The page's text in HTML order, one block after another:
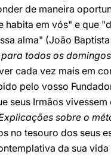
de maneira
habita em vós" e que
alma" (João Baptista
todos os
cada vez mais em
pelo vosso
seus Irmãos
sobre o
no tesouro dos seus
da sua vida